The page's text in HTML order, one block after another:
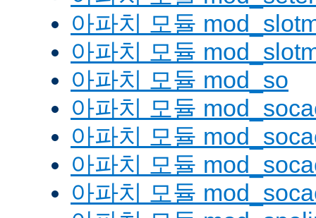
아파치 모듈
아파치 모듈
아파치 모듈 mod_so
아파치 모듈
아파치 모듈
아파치 모듈
아파치 모듈